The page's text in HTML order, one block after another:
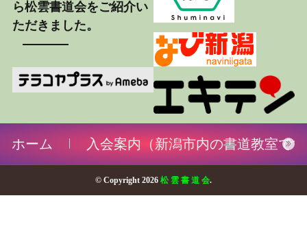
ら松雲書道会をご紹介い
ただきました。
ホーム 入会案内（新潟市内の書道教室で
© Copyright 2026 松 雲 書 道 会.